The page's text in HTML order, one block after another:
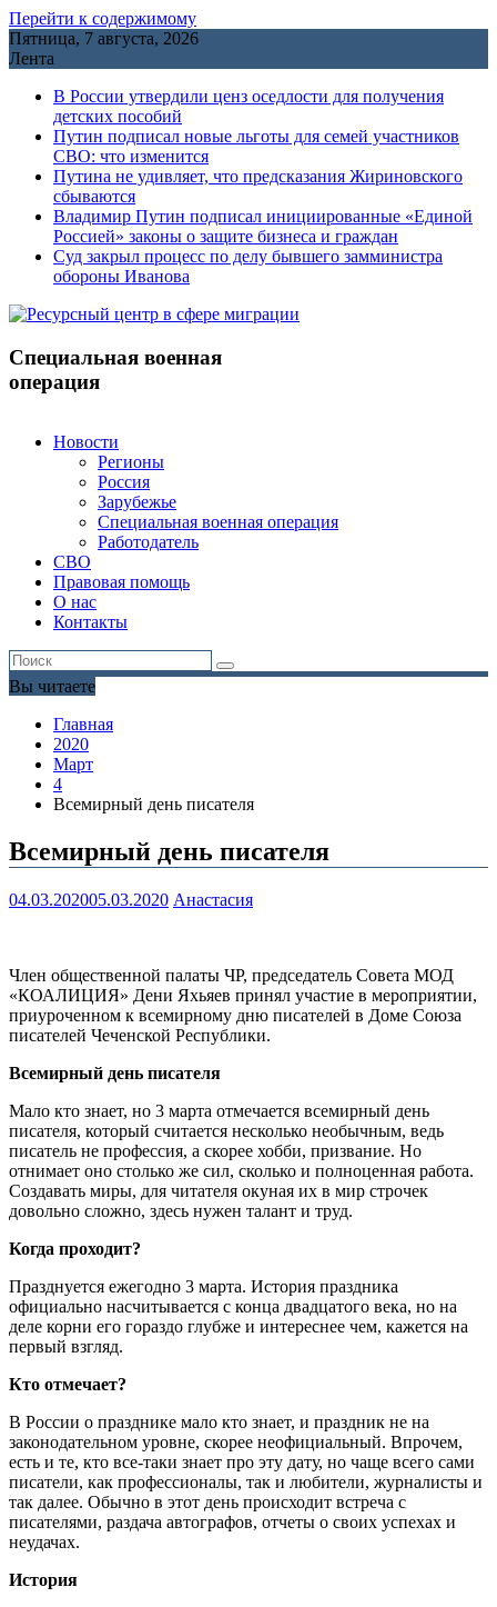
Перейти к содержимому
Пятница, 7 августа, 2026
Лента
В России утвердили ценз оседлости для получения
детских пособий
Путин подписал новые льготы для семей участников
СВО: что изменится
Путина не удивляет, что предсказания Жириновского
сбываются
Владимир Путин подписал инициированные «Единой
Россией» законы о защите бизнеса и граждан
Cуд закрыл процесс по делу бывшего замминистра
обороны Иванова
Специальная военная
операция
Новости
Регионы
Россия
Зарубежье
Специальная военная операция
Работодатель
СВО
Правовая помощь
О нас
Контакты
Вы читаете
Главная
2020
Март
4
Всемирный день писателя
Всемирный день писателя
04.03.202005.03.2020 Анастасия
Член общественной палаты ЧР, председатель Совета МОД
«КОАЛИЦИЯ» Дени Яхьяев принял участие в мероприятии,
приуроченном к всемирному дню писателей в Доме Союза
писателей Чеченской Республики.
Всемирный день писателя
Мало кто знает, но 3 марта отмечается всемирный день
писателя, который считается несколько необычным, ведь
писатель не профессия, а скорее хобби, призвание. Но
отнимает оно столько же сил, сколько и полноценная работа.
Создавать миры, для читателя окуная их в мир строчек
довольно сложно, здесь нужен талант и труд.
Когда проходит?
Празднуется ежегодно 3 марта. История праздника
официально насчитывается с конца двадцатого века, но на
деле корни его гораздо глубже и интереснее чем, кажется на
первый взгляд.
Кто отмечает?
В России о празднике мало кто знает, и праздник не на
законодательном уровне, скорее неофициальный. Впрочем,
есть и те, кто все-таки знает про эту дату, но чаще всего сами
писатели, как профессионалы, так и любители, журналисты и
так далее. Обычно в этот день происходит встреча с
писателями, раздача автографов, отчеты о своих успехах и
неудачах.
История